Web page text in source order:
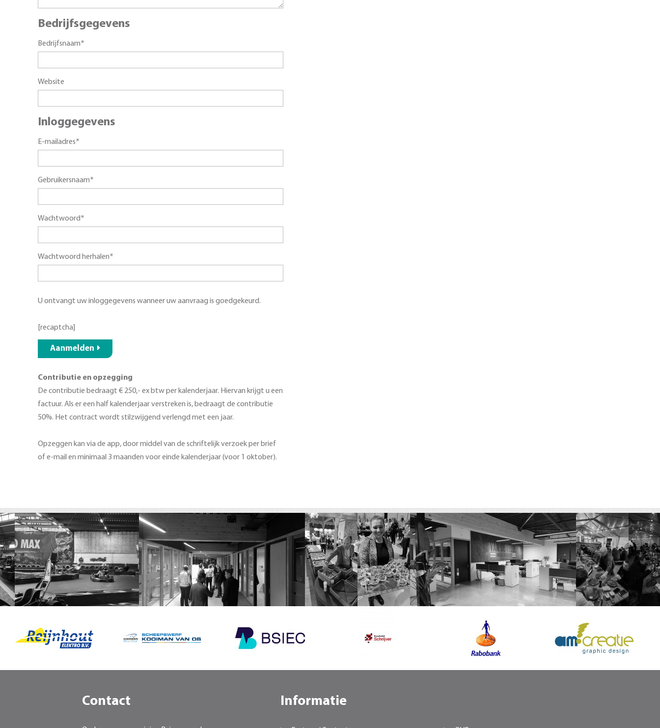
Bedrijfsgegevens
Bedrijfsnaam*
Website
Inloggegevens
E-mailadres*
Gebruikersnaam*
Wachtwoord*
Wachtwoord herhalen*
U ontvangt uw inloggegevens wanneer uw aanvraag is goedgekeurd.
[recaptcha]
Aanmelden
Contributie en opzegging
De contributie bedraagt € 250,- ex btw per kalenderjaar. Hiervan krijgt u een
factuur. Als er een half kalenderjaar verstreken is, bedraagt de contributie
50%. Het contract wordt stilzwijgend verlengd met een jaar.
Opzeggen kan via de app, door middel van de schriftelijk verzoek per brief
of e-mail en minimaal 3 maanden voor einde kalenderjaar (voor 1 oktober).
Contact Informatie